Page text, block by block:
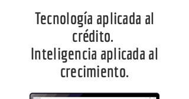
Tecnología aplicada al
crédito.
Inteligencia aplicada al
crecimiento.